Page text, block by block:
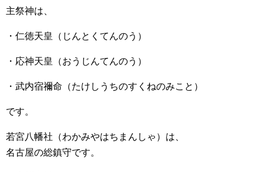
主祭神は、
・仁徳天皇（じんとくてんのう）
・応神天皇（おうじんてんのう）
・武内宿禰命（たけしうちのすくねのみこと）
です。
若宮八幡社（わかみやはちまんしゃ）は、
名古屋の総鎮守です。